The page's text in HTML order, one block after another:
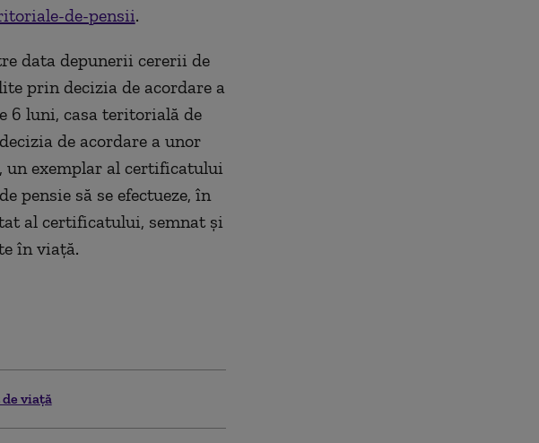
de-pensii.
data depunerii cererii de
prin decizia de acordare a
6 luni, casa teritorială de
de acordare a unor
un exemplar al certificatului
pensie să se efectueze, în
al certificatului, semnat și
în viață.
viață